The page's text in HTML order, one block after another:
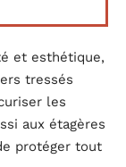
et esthétique,
tressés
les
aux étagères
protéger tout